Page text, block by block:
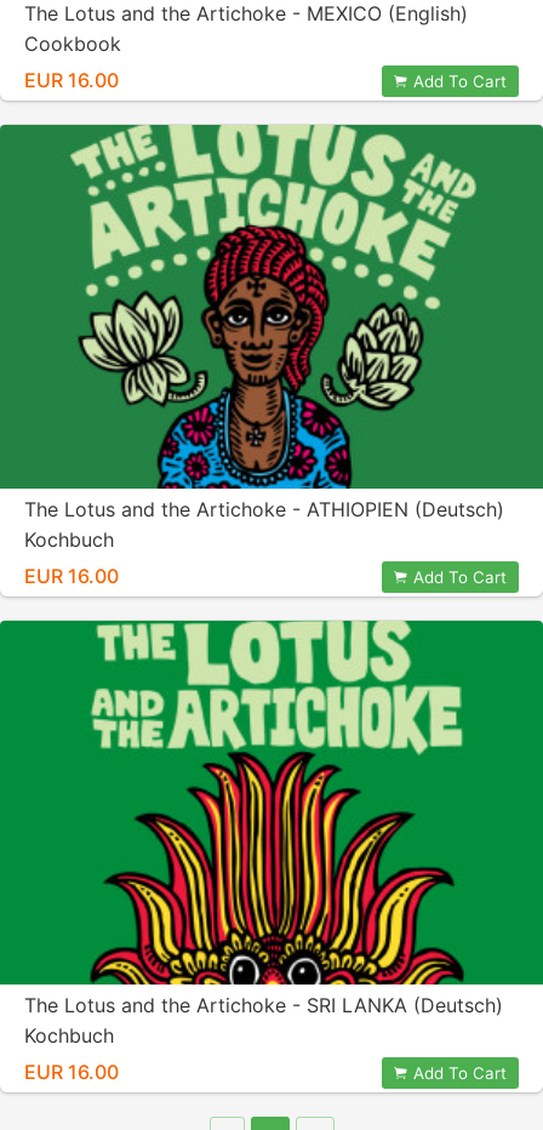
The Lotus and the Artichoke - MEXICO (English)
Cookbook
EUR 16.00
Add To Cart
The Lotus and the Artichoke - ATHIOPIEN (Deutsch)
Kochbuch
EUR 16.00
Add To Cart
The Lotus and the Artichoke - SRI LANKA (Deutsch)
Kochbuch
EUR 16.00
Add To Cart